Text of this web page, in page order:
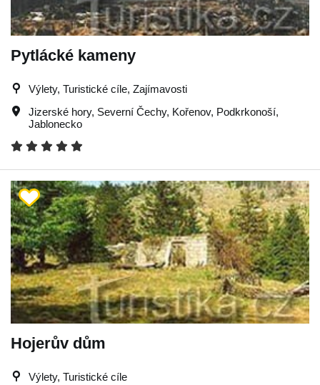
Pytlácké kameny
Výlety, Turistické cíle, Zajímavosti
Jizerské hory, Severní Čechy, Kořenov, Podkrkonoší,
Jablonecko
Hojerův dům
Výlety, Turistické cíle